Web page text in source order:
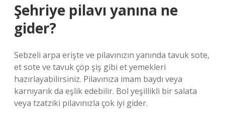
Şehriye pilavı yanına ne
gider?
Sebzeli arpa erişte ve pilavınızın yanında tavuk sote,
et sote ve tavuk çöp şiş gibi et yemekleri
hazırlayabilirsiniz. Pilavınıza imam baydı veya
karnıyarık da eşlik edebilir. Bol yeşillikli bir salata
veya tzatziki pilavınızla çok iyi gider.